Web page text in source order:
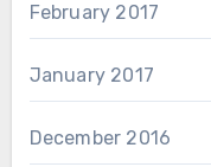
February 2017
January 2017
December 2016